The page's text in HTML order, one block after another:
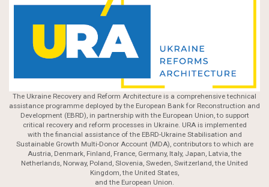
The Ukraine Recovery and Reform Architecture is a comprehensive technical
assistance programme deployed by the European Bank for Reconstruction and
Development (EBRD), in partnership with the European Union, to support
critical recovery and reform processes in Ukraine. URA is implemented
with the financial assistance of the EBRD-Ukraine Stabilisation and
Sustainable Growth Multi-Donor Account (MDA), contributors to which are
Austria, Denmark, Finland, France, Germany, Italy, Japan, Latvia, the
Netherlands, Norway, Poland, Slovenia, Sweden, Switzerland, the United
Kingdom, the United States,
and the European Union.